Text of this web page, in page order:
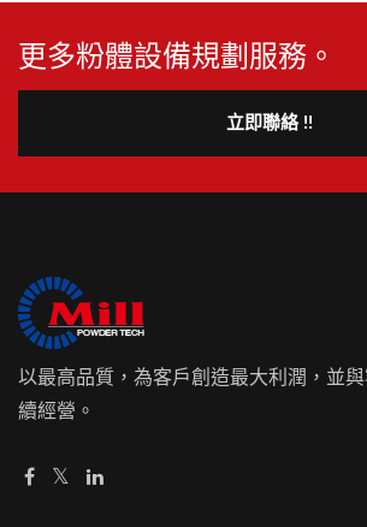
更多粉體設備規劃服務。
立即聯絡 !!
以最高品質，為客戶創造最大利潤，並
續經營。